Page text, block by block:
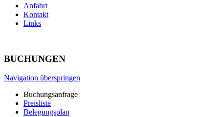
Anfahrt
Kontakt
Links
BUCHUNGEN
Navigation überspringen
Buchungsanfrage
Preisliste
Belegungsplan